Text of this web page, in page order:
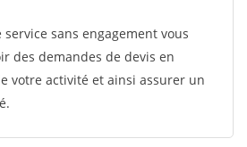
sans engagement vous
des demandes de devis en
votre activité et ainsi assurer un